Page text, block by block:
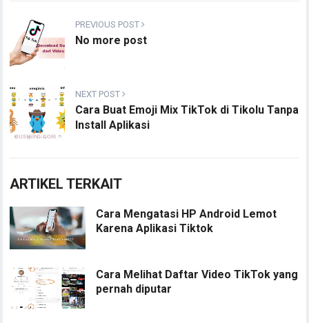
PREVIOUS POST
No more post
NEXT POST
Cara Buat Emoji Mix TikTok di Tikolu Tanpa
Install Aplikasi
ARTIKEL TERKAIT
Cara Mengatasi HP Android Lemot
Karena Aplikasi Tiktok
Cara Melihat Daftar Video TikTok yang
pernah diputar